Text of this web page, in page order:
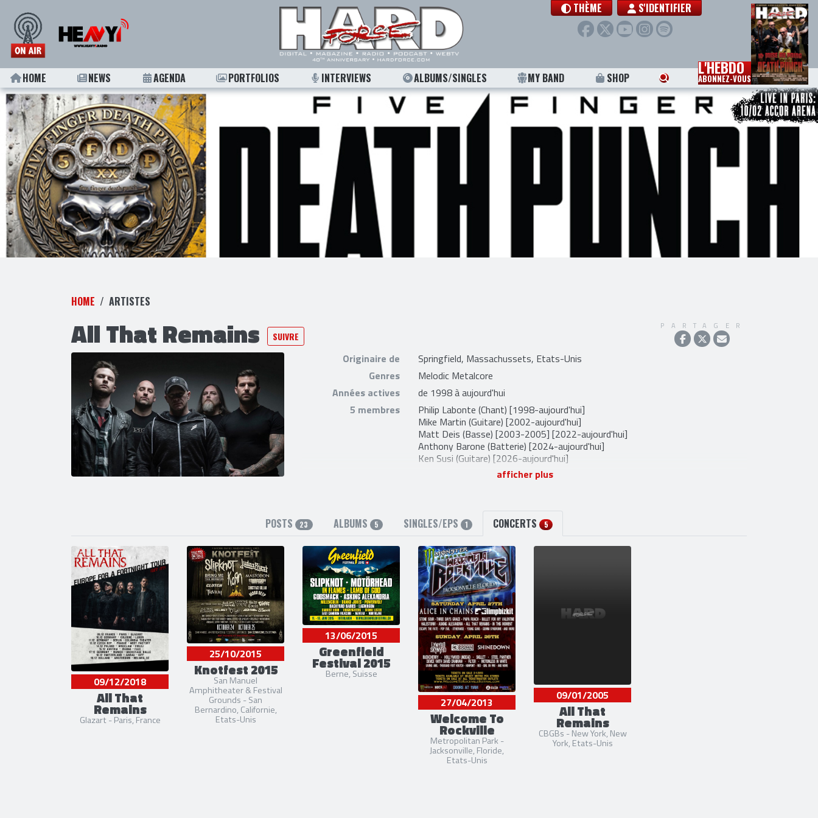
THÈME S'IDENTIFIER
HOME NEWS AGENDA PORTFOLIOS INTERVIEWS ALBUMS/SINGLES MY BAND SHOP L'HEBDO
ABONNEZ-VOUS
HOME ARTISTES
All That Remains SUIVRE
PARTAGER
Originaire de
Springfield, Massachussets, Etats-Unis
Genres
Melodic Metalcore
Années actives
de 1998 à aujourd'hui
5 membres
Philip Labonte (Chant) [1998-aujourd'hui]
Mike Martin (Guitare) [2002-aujourd'hui]
Matt Deis (Basse) [2003-2005] [2022-aujourd'hui]
Anthony Barone (Batterie) [2024-aujourd'hui]
Ken Susi (Guitare) [2026-aujourd'hui]
(Basse) [1998-2002]
Shannon Lucas
(Batterie) [2005-2006]
Oli Herbert(Guitare) [1998-2018]
Aaron Patrick(Basse) [2015-2021]
Jason Costa(Batterie) [2006-2023]
Mike Caputo(Batterie (live)) [2024-2024]
Jason Richardson(Guitare) [2018-2025]
5 liens externes
site officiel,facebook,twitter youtubeetinstagram
afficher plus
POSTS 23 ALBUMS 5 SINGLES/EPS 1 CONCERTS 5
09/12/2018
All That
Remains
Glazart - Paris, France
25/10/2015
Knotfest 2015
San Manuel
Amphitheater & Festival
Grounds - San
Bernardino, Californie,
Etats-Unis
13/06/2015
Greenfield
Festival 2015
Berne, Suisse
27/04/2013
Welcome To
Rockville
Metropolitan Park -
Jacksonville, Floride,
Etats-Unis
09/01/2005
All That
Remains
CBGBs - New York, New
York, Etats-Unis